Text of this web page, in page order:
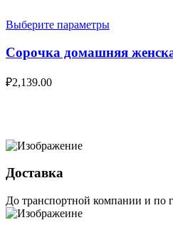
Выберите параметры
Сорочка домашняя
₽2,139.00
Доставка
До транспортной компании и по